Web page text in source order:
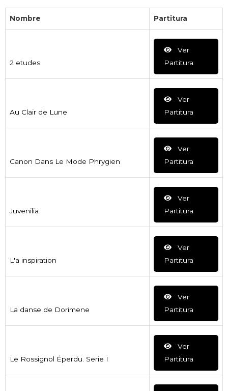
Nombre Partitura
2 etudes
Ver
Partitura
Au Clair de Lune
Ver
Partitura
Canon Dans Le Mode Phrygien
Ver
Partitura
Juvenilia
Ver
Partitura
L'a inspiration
Ver
Partitura
La danse de Dorimene
Ver
Partitura
Le Rossignol Éperdu. Serie I
Ver
Partitura